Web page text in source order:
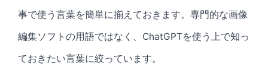
事で使う言葉を簡単に揃えておきます。専門的な画像
編集ソフトの用語ではなく、ChatGPTを使う上で知っ
ておきたい言葉に絞っています。